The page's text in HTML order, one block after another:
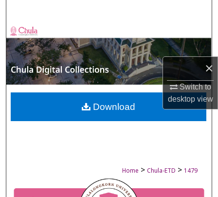
×
Switch to
desktopview
Browse Collections
My Account
About
Digital Commons Network™
Home > Chula-ETD > 1479
Download